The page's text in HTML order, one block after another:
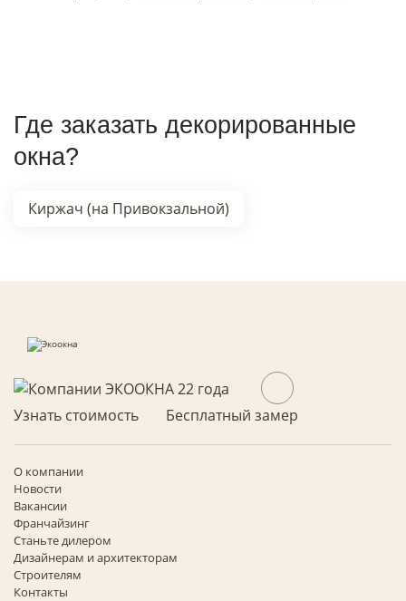
Где заказать декорированные
окна?
Киржач (на Привокзальной)
Узнать стоимость Бесплатный замер
О компании
Новости
Вакансии
Франчайзинг
Станьте дилером
Дизайнерам и архитекторам
Строителям
Контакты